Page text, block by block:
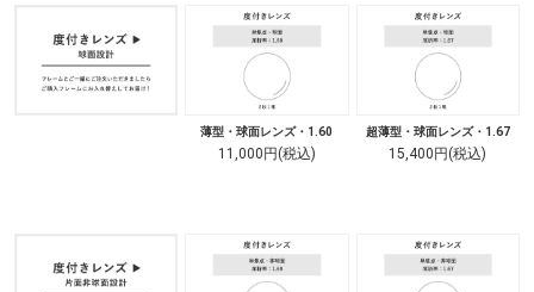
薄型・球面レンズ・1.60
11,000円(税込)
超薄型・球面レンズ・1.67
15,400円(税込)